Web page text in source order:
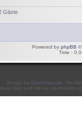
Gäste
Powered by phpBB ©
Time :
Design by Doublekey.de - Re-
Mario Kart and Wii are trademarks